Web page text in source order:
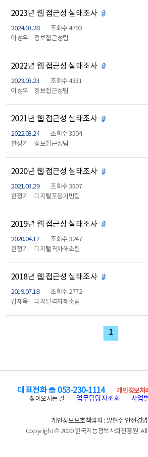
2023년 웹 접근성 실태조사 첨부파일 있음
2024.03.28
조회수 4793
이성우
정보접근성팀
2022년 웹 접근성 실태조사 첨부파일 있음
2023.03.23
조회수 4331
이성우
정보접근성팀
2021년 웹 접근성 실태조사 첨부파일 있음
2022.03.24
조회수 3504
한정기
정보접근성팀
2020년 웹 접근성 실태조사 첨부파일 있음
2021.03.29
조회수 3507
한정기
디지털포용기반팀
2019년 웹 접근성 실태조사 첨부파일 있음
2020.04.17
조회수 3247
한정기
디지털격차해소팀
2018년 웹 접근성 실태조사 첨부파일 있음
2019.07.18
조회수 2772
김재욱
디지털격차해소팀
1
대표전화 ☏ 053-230-1114 개인정보처
찾아오시는 길
업무담당자조회 사업
개인정보보호책임자 : 양현수 안전경
Copyright © 2020 한국지능정보사회진흥원.